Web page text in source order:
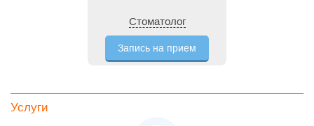
Стоматолог
Запись на прием
Услуги